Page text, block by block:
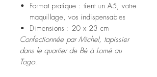
Format pratique : tient un A5, votre
maquillage, vos indispensables
Dimensions : 20 x 23 cm
Confectionnée par Michel, tapissier
dans le quartier de Bè à Lomé au
Togo.